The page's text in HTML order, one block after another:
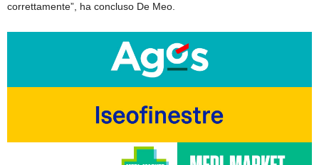
correttamente”, ha concluso De Meo.